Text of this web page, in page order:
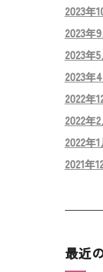
2023年
2023年
2023年
2023年
2022年
2022年
2022年1
2021年
最近